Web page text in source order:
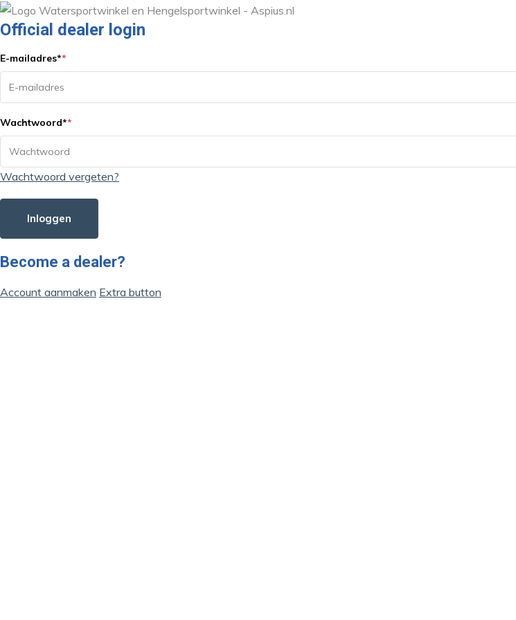
Official dealer login
E-mailadres**
Wachtwoord**
Wachtwoord vergeten?
Inloggen
Become a dealer?
Account aanmaken Extra button